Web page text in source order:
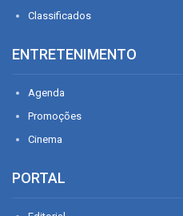
Classificados
ENTRETENIMENTO
Agenda
Promoções
Cinema
PORTAL